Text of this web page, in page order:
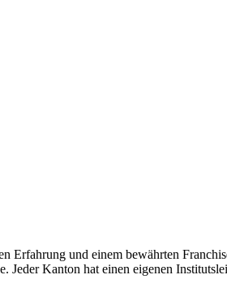
und einem bewährten
Kanton hat einen eigenen